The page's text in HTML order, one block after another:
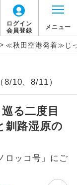
ログイン
会員登録
メニュー
> ≪秋田空港発着≫じ
10、8/11）
る二度目
釧路湿原の
ロッコ号」にご
含まれてお
なります。
1,110円、幼
ら復路到着空港
。
ら最終日出発空港
行します。